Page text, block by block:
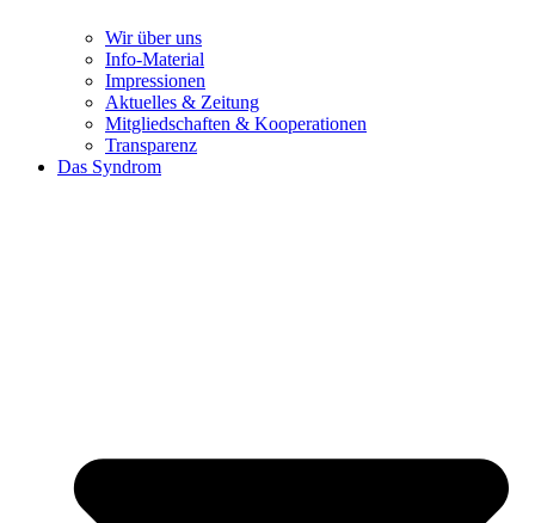
Wir über uns
Info-Material
Impressionen
Aktuelles & Zeitung
Mitgliedschaften & Kooperationen
Transparenz
Das Syndrom